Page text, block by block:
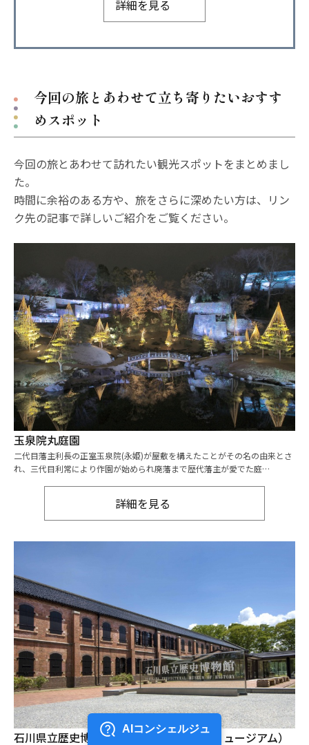
詳細を見る
今回の旅とあわせて立ち寄りたいおすす
めスポット
今回の旅とあわせて訪れたい観光スポットをまとめまし
た。
時間に余裕のある方や、旅をさらに深めたい方は、リン
ク先の記事で詳しいご紹介をご覧ください。
玉泉院丸庭園
二代目藩主利長の正室玉泉院(永姫)が屋敷を構えたことがその名の由来とさ
れ、三代目利常により作園が始められ廃藩まで歴代藩主が愛でた庭…
詳細を見る
石川県立歴史博物館（いしかわ赤レンガミュージアム）